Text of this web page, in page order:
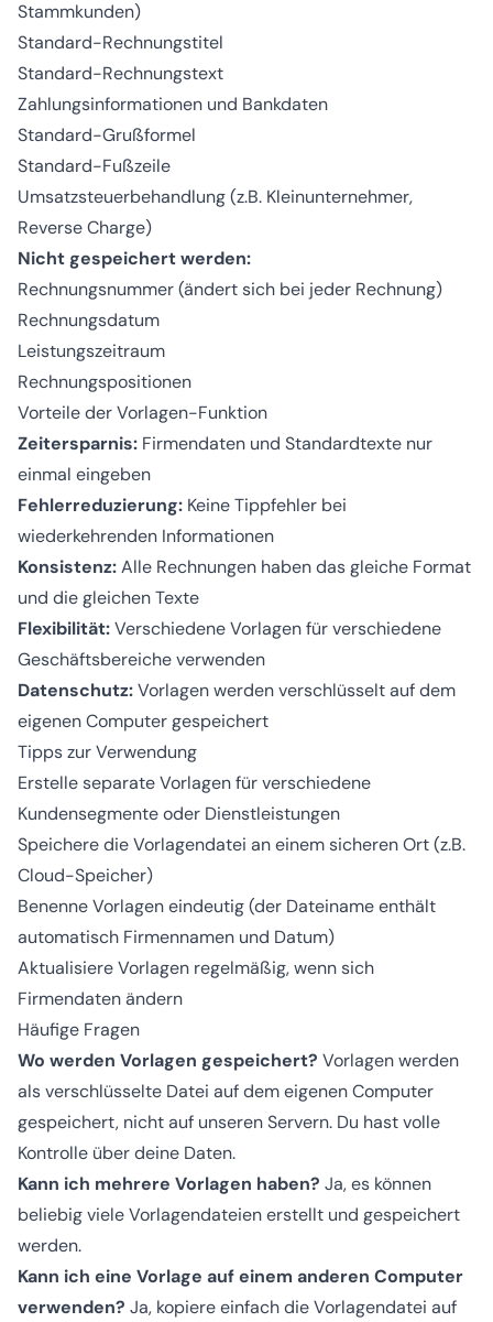
Stammkunden)
Standard-Rechnungstitel
Standard-Rechnungstext
Zahlungsinformationen und Bankdaten
Standard-Grußformel
Standard-Fußzeile
Umsatzsteuerbehandlung (z.B. Kleinunternehmer,
Reverse Charge)
Nicht gespeichert werden:
Rechnungsnummer (ändert sich bei jeder Rechnung)
Rechnungsdatum
Leistungszeitraum
Rechnungspositionen
Vorteile der Vorlagen-Funktion
Zeitersparnis: Firmendaten und Standardtexte nur
einmal eingeben
Fehlerreduzierung: Keine Tippfehler bei
wiederkehrenden Informationen
Konsistenz:Alle Rechnungen haben das gleiche Format
und die gleichen Texte
Flexibilität:Verschiedene Vorlagen für verschiedene
Geschäftsbereiche verwenden
Datenschutz:Vorlagen werden verschlüsselt auf dem
eigenen Computer gespeichert
Tipps zur Verwendung
Erstelle separate Vorlagen für verschiedene
Kundensegmente oder Dienstleistungen
Speichere die Vorlagendatei an einem sicheren Ort (z.B.
Cloud-Speicher)
Benenne Vorlagen eindeutig (der Dateiname enthält
automatisch Firmennamen und Datum)
Aktualisiere Vorlagen regelmäßig, wenn sich
Firmendaten ändern
Häufige Fragen
Wo werden Vorlagen gespeichert? Vorlagen werden
als verschlüsselte Datei auf dem eigenen Computer
gespeichert, nicht auf unseren Servern. Du hast volle
Kontrolle über deine Daten.
Kann ich mehrere Vorlagen haben? Ja, es können
beliebig viele Vorlagendateien erstellt und gespeichert
werden.
Kann ich eine Vorlage auf einem anderen Computer
verwenden? Ja, kopiere einfach die Vorlagendatei auf